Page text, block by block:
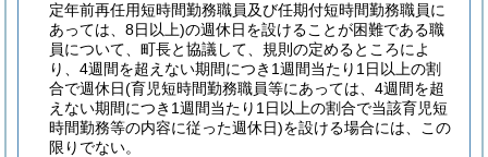
定年前再任用短時間勤務職員及び任期付短時間勤務職員に
あっては、8日以上)の週休日を設けることが困難である職
員について、町長と協議して、規則の定めるところによ
り、4週間を超えない期間につき1週間当たり1日以上の割
合で週休日(育児短時間勤務職員等にあっては、4週間を超
えない期間につき1週間当たり1日以上の割合で当該育児短
時間勤務等の内容に従った週休日)を設ける場合には、この
限りでない。